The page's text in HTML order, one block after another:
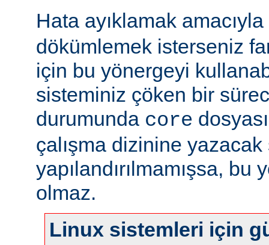
Hata ayıklamak
dökümlemek isterseniz
için bu yönergeyi
sisteminiz çöken bir
durumunda core
çalışma dizinine
yapılandırılmamışsa,
olmaz.
Linux sistemleri için